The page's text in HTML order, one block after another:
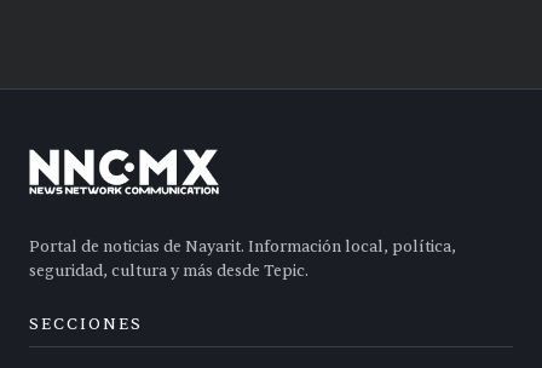
Portal de noticias de Nayarit. Información local, política,
seguridad, cultura y más desde Tepic.
SECCIONES